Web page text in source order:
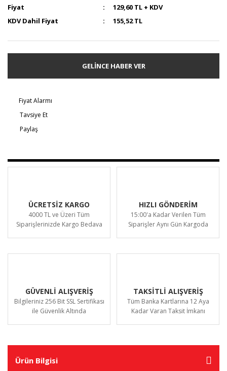
Fiyat
129,60 TL + KDV
KDV Dahil Fiyat
155,52 TL
GELİNCE HABER VER
Fiyat Alarmı
Tavsiye Et
Paylaş
ÜCRETSİZ KARGO
4000 TL ve Üzeri Tüm
Siparişlerinizde Kargo Bedava
HIZLI GÖNDERİM
15:00'a Kadar Verilen Tüm
Siparişler Aynı Gün Kargoda
GÜVENLİ ALIŞVERİŞ
Bilgileriniz 256 Bit SSL Sertifikası
ile Güvenlik Altında
TAKSİTLİ ALIŞVERİŞ
Tüm Banka Kartlarına 12 Aya
Kadar Varan Taksit İmkanı
Ürün Bilgisi